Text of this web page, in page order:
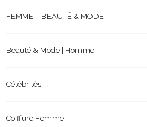
FEMME – BEAUTÉ & MODE
Beauté & Mode | Homme
Célébrités
Coiffure Femme